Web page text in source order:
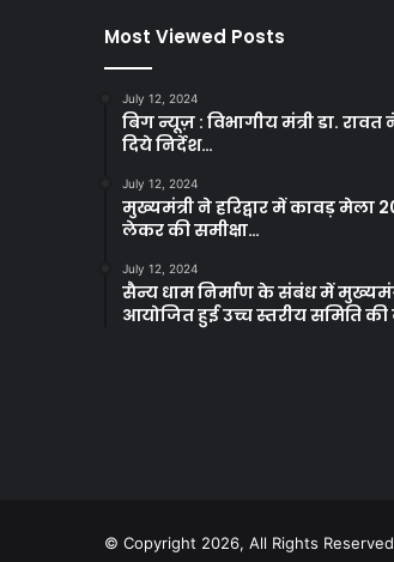
Most Viewed Posts
July 12, 2024
बिग न्यूज़ : विभागीय मंत्री डा. रावत
दिये निर्देश…
July 12, 2024
मुख्यमंत्री ने हरिद्वार में कावड़ मेला
लेकर की समीक्षा…
July 12, 2024
सैन्य धाम निर्माण के संबंध में
आयोजित हुई उच्च स्तरीय समिति
© Copyright 2026, All Rights